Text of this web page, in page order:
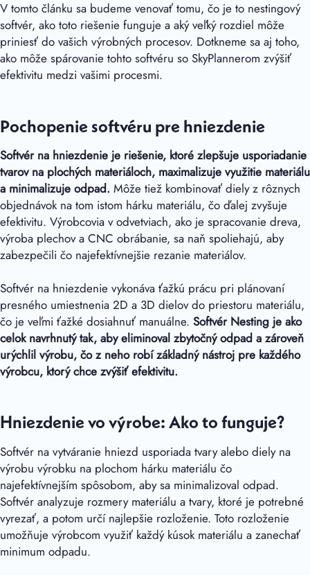
V tomto článku sa budeme venovať tomu, čo je to nestingový
softvér, ako toto riešenie funguje a aký veľký rozdiel môže
priniesť do vašich výrobných procesov. Dotkneme sa aj toho,
ako môže spárovanie tohto softvéru so SkyPlannerom zvýšiť
efektivitu medzi vašimi procesmi.
Pochopenie softvéru pre hniezdenie
Softvér na hniezdenie je riešenie, ktoré zlepšuje usporiadanie
tvarov na plochých materiáloch, maximalizuje využitie materiálu
a minimalizuje odpad. Môže tiež kombinovať diely z rôznych
objednávok na tom istom hárku materiálu, čo ďalej zvyšuje
efektivitu. Výrobcovia v odvetviach, ako je spracovanie dreva,
výroba plechov a CNC obrábanie, sa naň spoliehajú, aby
zabezpečili čo najefektívnejšie rezanie materiálov.
Softvér na hniezdenie vykonáva ťažkú prácu pri plánovaní
presného umiestnenia 2D a 3D dielov do priestoru materiálu,
čo je veľmi ťažké dosiahnuť manuálne. Softvér Nesting je ako
celok navrhnutý tak, aby eliminoval zbytočný odpad a zároveň
urýchlil výrobu, čo z neho robí základný nástroj pre každého
výrobcu, ktorý chce zvýšiť efektivitu.
Hniezdenie vo výrobe: Ako to funguje?
Softvér na vytváranie hniezd usporiada tvary alebo diely na
výrobu výrobku na plochom hárku materiálu čo
najefektívnejším spôsobom, aby sa minimalizoval odpad.
Softvér analyzuje rozmery materiálu a tvary, ktoré je potrebné
vyrezať, a potom určí najlepšie rozloženie. Toto rozloženie
umožňuje výrobcom využiť každý kúsok materiálu a zanechať
minimum odpadu.